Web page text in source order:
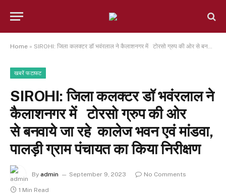
Home » SIROHI: जिला कलक्टर डॉ भवंरलाल ने कैलाशनगर में टोरसो ग्रुप की ओर से बनवाये जा रहे कालेज भवन एवं मांडवा, पालड़ी ग्राम पंचायत का किया निरीक्षण
खबरें फटाफट
SIROHI: जिला कलक्टर डॉ भवंरलाल ने
कैलाशनगर में टोरसो ग्रुप की ओर
से बनवाये जा रहे कालेज भवन एवं मांडवा,
पालड़ी ग्राम पंचायत का किया निरीक्षण
By admin September 9, 2023 No Comments
1 Min Read